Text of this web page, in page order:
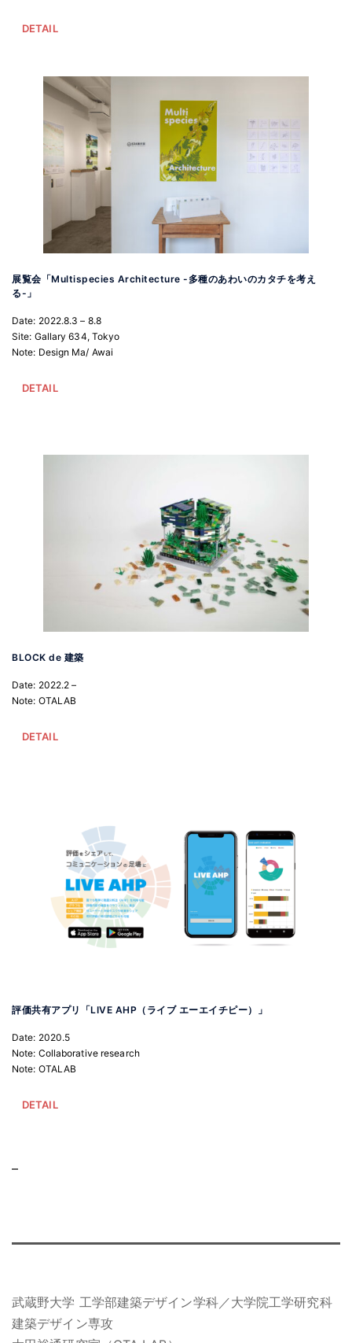
DETAIL
展覧会「Multispecies Architecture -多種のあわいのカタチを考え
る-」
Date: 2022.8.3 – 8.8
Site: Gallary 634, Tokyo
Note: Design Ma/ Awai
DETAIL
BLOCK de 建築
Date: 2022.2 –
Note: OTALAB
DETAIL
評価共有アプリ「LIVE AHP（ライブ エーエイチピー） 」
Date: 2020.5
Note: Collaborative research
Note: OTALAB
DETAIL
–
武蔵野大学 工学部建築デザイン学科／大学院工学研究科
建築デザイン専攻